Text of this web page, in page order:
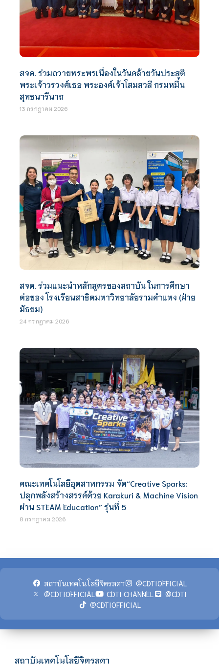
สจด. ร่วมถวายพระพรเนื่องในวันคล้ายวันประสูติ
พระเจ้าวรวงศ์เธอ พระองค์เจ้าโสมสวลี กรมหมื่น
สุทธนารีนาถ
13 กรกฎาคม 2026
สจด. ร่วมแนะนำหลักสูตรของสถาบัน ในการศึกษา
ต่อของ โรงเรียนสาธิตมหาวิทยาลัยรามคำแหง (ฝ่าย
มัธยม)
24 กรกฎาคม 2026
คณะเทคโนโลยีอุตสาหกรรม จัด“Creative Sparks:
ปลุกพลังสร้างสรรค์ด้วย Karakuri & Machine Vision
ผ่าน STEAM Education” รุ่นที่ 5
8 กรกฎาคม 2026
สถาบันเทคโนโลยีจิตรลดา
@CDTIOFFICIAL
@CDTIOFFICIAL
CDTI CHANNEL
@CDTI
@CDTIOFFICIAL
สถาบันเทคโนโลยีจิตรลดา